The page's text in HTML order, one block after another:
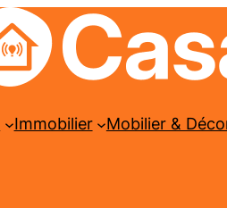
Immobilier Mobilier &